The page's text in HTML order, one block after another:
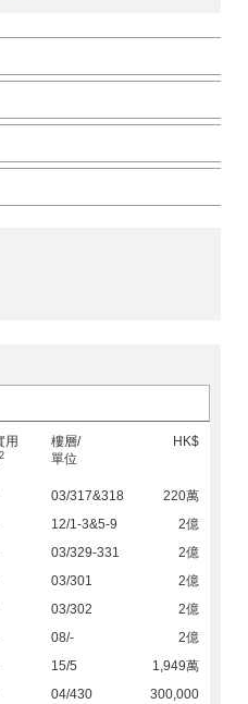
用
2
樓層/
單位
HK$
03/317&318
220萬
12/1-3&5-9
2億
03/329-331
2億
03/301
2億
03/302
2億
08/-
2億
15/5
1,949萬
04/430
300,000